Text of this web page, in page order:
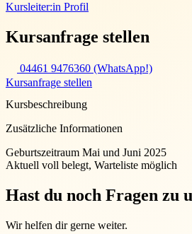
Kursleiter:in Profil
Kursanfrage stellen
04461 9476360 (WhatsApp!)
Kursanfrage stellen
Kursbeschreibung
Zusätzliche Informationen
Geburtszeitraum Mai und Juni 2025
Aktuell voll belegt, Warteliste möglich
Hast du noch Fragen zu
Wir helfen dir gerne weiter.